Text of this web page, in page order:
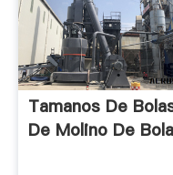
Tamanos De
De Molino De